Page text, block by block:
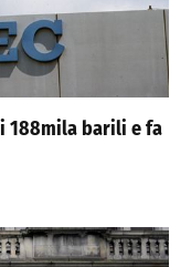
188mila barili e fa